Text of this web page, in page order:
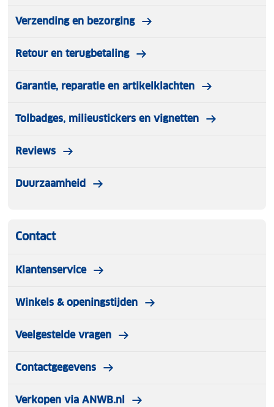
Verzending en bezorging
Retour en terugbetaling
Garantie, reparatie en artikelklachten
Tolbadges, milieustickers en vignetten
Reviews
Duurzaamheid
Contact
Klantenservice
Winkels & openingstijden
Veelgestelde vragen
Contactgegevens
Verkopen via ANWB.nl